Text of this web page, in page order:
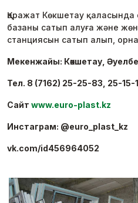
Қаражат Көкшетау қаласында
базаны сатып алуға және
станциясын сатып алып,
Мекенжайы: Көкшетау,
Тел. 8 (7162) 25-25-83, 25-15-
Сайт www.euro-plast.kz
Инстаграм: @euro_plast_kz
vk.com/id456964052